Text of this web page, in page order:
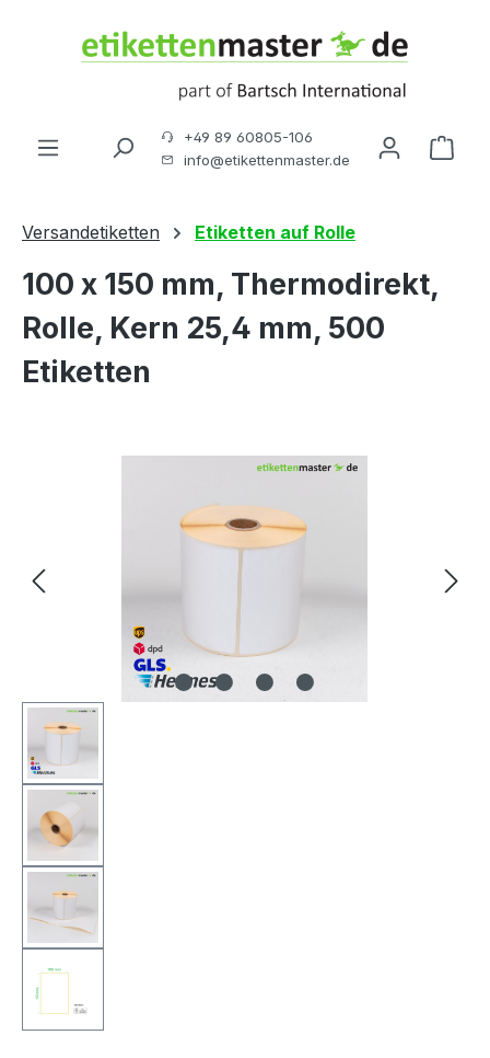
Zum Hauptinhalt springen
+49 89 60805-106
info@etikettenmaster.de
Versandetiketten Etiketten auf Rolle
100 x 150 mm, Thermodirekt,
Rolle, Kern 25,4 mm, 500
Etiketten